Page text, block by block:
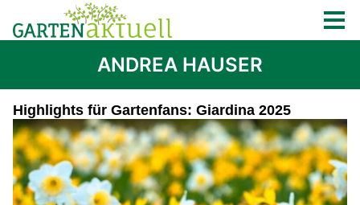
ANDREA HAUSER
Highlights für Gartenfans: Giardina 2025